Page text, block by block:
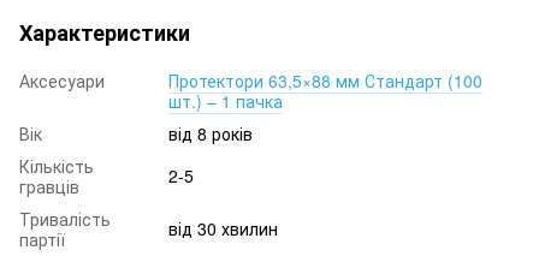
Характеристики
Аксесуари
Протектори 63,5×88 мм Стандарт (100
шт.) – 1 пачка
Вік
від 8 років
Кількість
гравців
2-5
Тривалість
партії
від 30 хвилин